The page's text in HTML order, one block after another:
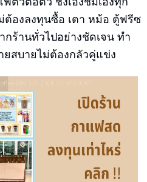
ต้องลงทุนซื้อ เตา หม้อ ตู้ฟรีซ
ร้านทั่วไปอย่างชัดเจน ทำ
ยสบายไม่ต้องกลัวคู่แข่ง